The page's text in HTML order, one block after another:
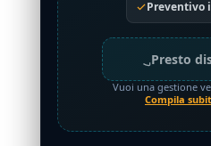
Preventivo
Presto
Vuoi una gestione
Compila